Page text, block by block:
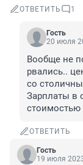
ОТВЕТИТЬ 1
Гость
20 июля
Вообще не
рвались..
со
Зарплаты в
стоимостью
ОТВЕТИТЬ
Гость
19 июля